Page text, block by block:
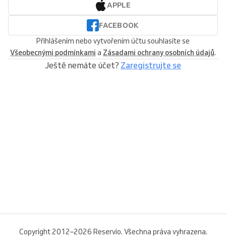
APPLE
FACEBOOK
Přihlášením nebo vytvořením účtu souhlasíte se
Všeobecnými podmínkami a Zásadami ochrany osobních údajů.
Ještě nemáte účet? Zaregistrujte se
Copyright 2012–2026 Reservio. Všechna práva vyhrazena.